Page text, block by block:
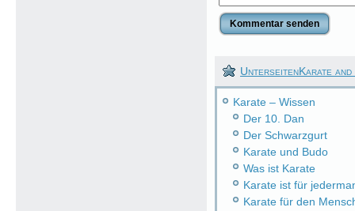
UnterseitenKarate and
Karate – Wissen
Der 10. Dan
Der Schwarzgurt
Karate und Budo
Was ist Karate
Karate ist für
Karate für den